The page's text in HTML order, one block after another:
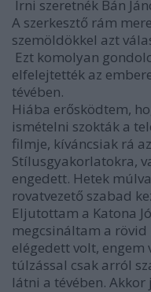
 Írni szeretnék Bán
A szerkesztő rám
szemöldökkel azt
 Ezt komolyan
elfelejtették az
tévében.
Hiába erősködtem,
ismételni szokták a
filmje, kíváncsiak rá
Stílusgyakorlatokra,
engedett. Hetek
rovatvezető szabad
Eljutottam a Katona
megcsináltam a
elégedett volt, engem
túlzással csak arról
látni a tévében.